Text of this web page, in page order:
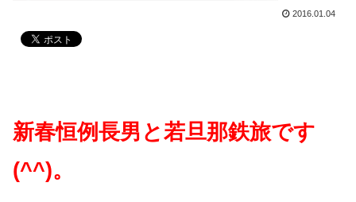
2016.01.04
新春恒例長男と若旦那鉄旅です
(^^)。